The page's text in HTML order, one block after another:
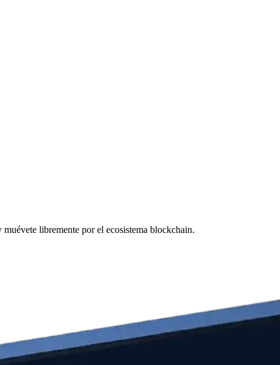
libremente por el ecosistema blockchain.